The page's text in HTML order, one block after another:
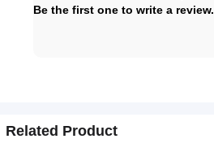
Be the first one to write a review.
Related Product